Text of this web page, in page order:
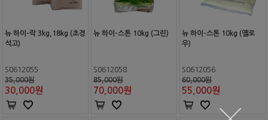
뉴 하이-락 3kg,18kg (초경
석고)
S0612055
35,000원
30,000원
뉴 하이-스톤 10kg (그린)
S0612058
85,000원
70,000원
뉴 하이-스톤 10kg (옐로
우)
S0612056
60,000원
55,000원